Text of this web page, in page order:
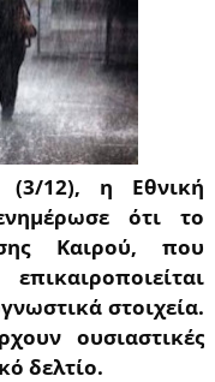
(3/12), η Εθνική
ότι το
Καιρού, που
στοιχεία.
ουσιαστικές
δελτίο.